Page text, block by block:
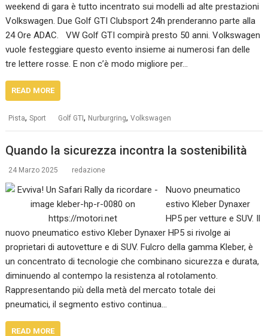
weekend di gara è tutto incentrato sui modelli ad alte prestazioni
Volkswagen. Due Golf GTI Clubsport 24h prenderanno parte alla
24 Ore ADAC. VW Golf GTI compirà presto 50 anni. Volkswagen
vuole festeggiare questo evento insieme ai numerosi fan delle
tre lettere rosse. E non c’è modo migliore per…
READ MORE
Pista,Sport Golf GTI, Nurburgring,Volkswagen
Quando la sicurezza incontra la sostenibilità
24 Marzo 2025 redazione
Nuovo pneumatico
estivo Kleber Dynaxer
HP5 per vetture e SUV. Il
nuovo pneumatico estivo Kleber Dynaxer HP5 si rivolge ai
proprietari di autovetture e di SUV. Fulcro della gamma Kleber, è
un concentrato di tecnologie che combinano sicurezza e durata,
diminuendo al contempo la resistenza al rotolamento.
Rappresentando più della metà del mercato totale dei
pneumatici, il segmento estivo continua…
READ MORE